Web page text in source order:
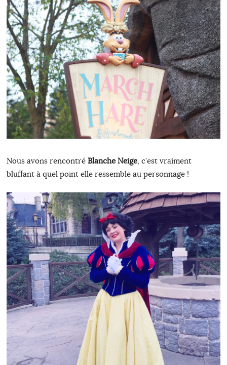
Nous avons rencontré Blanche Neige, c’est vraiment
bluffant à quel point elle ressemble au personnage !